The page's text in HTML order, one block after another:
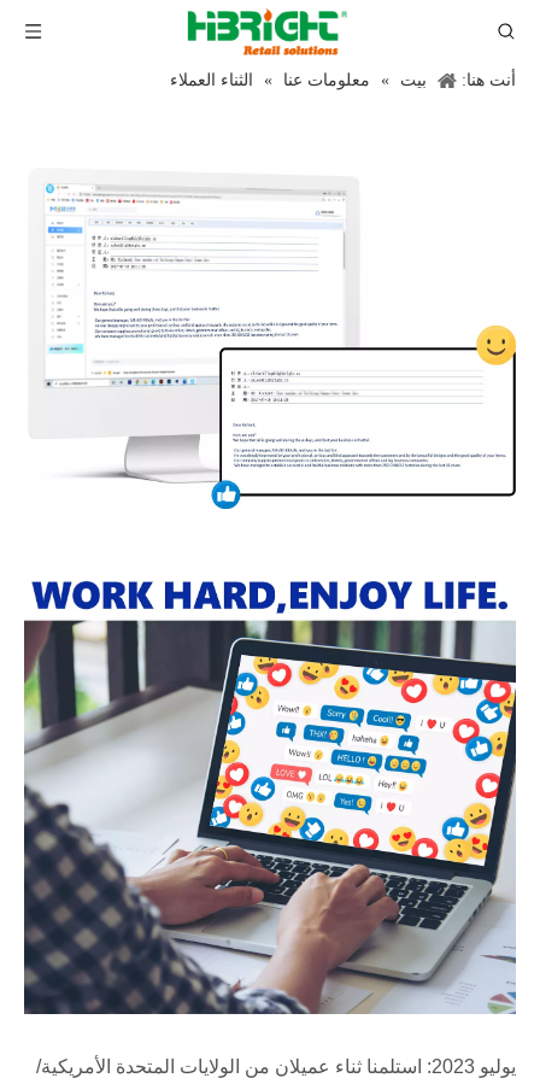
أنت هنا: بيت » معلومات عنا » الثناء العملاء
يوليو 2023: استلمنا ثناء عميلان من الولايات المتحدة الأمريكية/